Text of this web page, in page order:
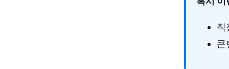
직
콘